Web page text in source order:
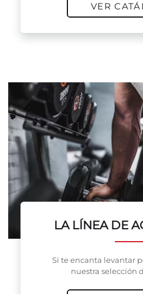
VER
LA LÍNEA DE
Si te encanta levantar
nuestra selección